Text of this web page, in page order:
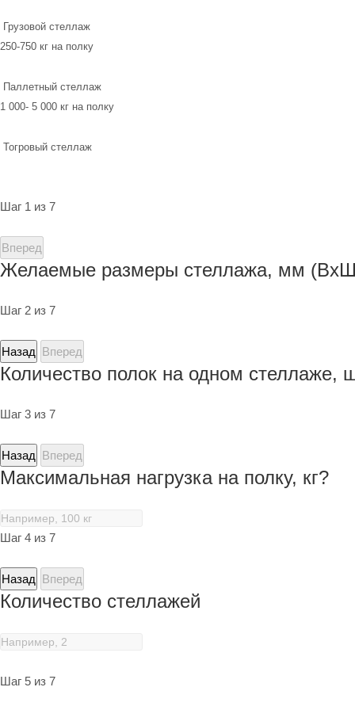
Грузовой стеллаж
250-750 кг на полку
Паллетный стеллаж
1 000- 5 000 кг на полку
Тогровый стеллаж
Шаг 1 из 7
Вперед
Желаемые размеры стеллажа, мм
Шаг 2 из 7
Назад Вперед
Количество полок на одном стеллаже,
Шаг 3 из 7
Назад Вперед
Максимальная нагрузка на полку, кг?
Шаг 4 из 7
Назад Вперед
Количество стеллажей
Шаг 5 из 7